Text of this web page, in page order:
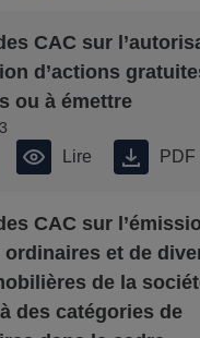
CAC sur
d’actions
ou à émettre
Lire PDF
CAC sur
ordinaires et de
de la
des catégories de